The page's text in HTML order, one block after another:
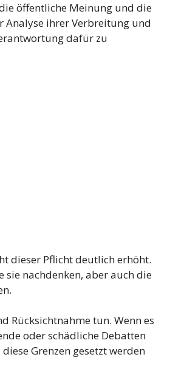
öffentliche Meinung und die
Analyse ihrer Verbreitung und
dafür zu
dieser Pflicht deutlich erhöht.
sie nachdenken, aber auch die
Rücksichtnahme tun. Wenn es
oder schädliche Debatten
Grenzen gesetzt werden